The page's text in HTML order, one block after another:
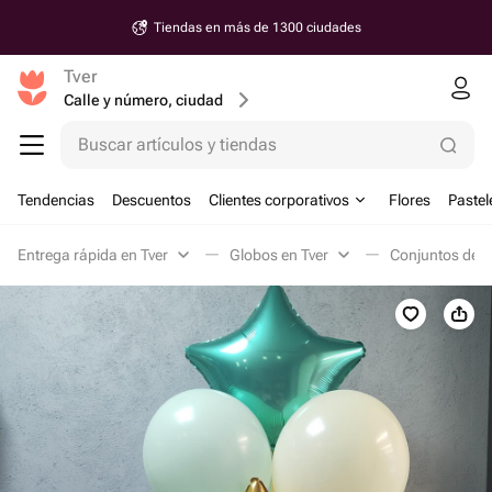
Tiendas en más de 1300 ciudades
Tver
Calle y número, ciudad
Buscar artículos y tiendas
Tendencias Descuentos Clientes corporativos Flores
Entrega rápida en Tver Globos en Tver Conjuntos de